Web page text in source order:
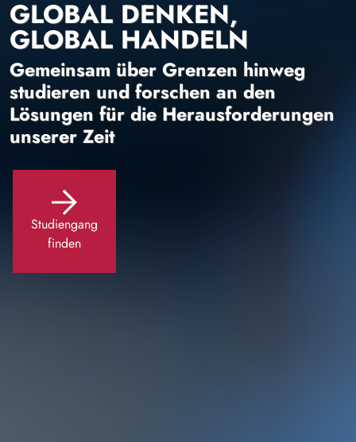
GLOBAL DENKEN,
GLOBAL HANDELN
Gemeinsam über Grenzen hinweg
studieren und forschen an den
Lösungen für die Herausforderungen
unserer Zeit
Studiengang
finden